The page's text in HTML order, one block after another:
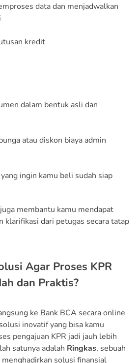
data dan menjadwalkan
kredit
dalam bentuk asli dan
atau diskon biaya admin
ingin kamu beli sudah siap
membantu kamu mendapat
klarifikasi dari petugas secara tatap
Agar Proses KPR
dan Praktis?
ke Bank BCA secara online
inovatif yang bisa kamu
pengajuan KPR jadi jauh lebih
satunya adalah Ringkas, sebuah
solusi finansial